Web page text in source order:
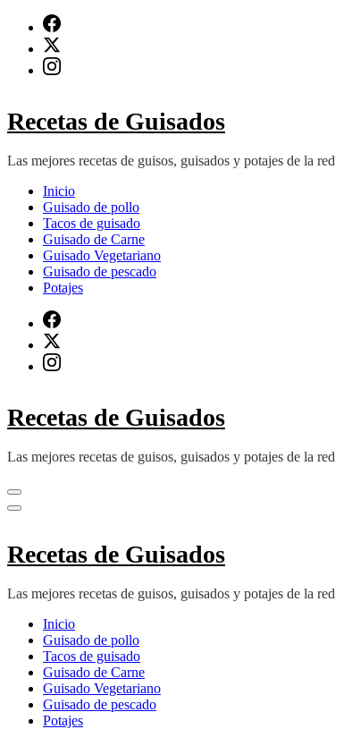
contenido
(presiona
Recetas de Guisados
Las mejores recetas de guisos, guisados y potajes de la red
Inicio
Guisado de pollo
Tacos de guisado
Guisado de Carne
Guisado Vegetariano
Guisado de pescado
Potajes
Recetas de Guisados
Las mejores recetas de guisos, guisados y potajes de la red
Recetas de Guisados
Las mejores recetas de guisos, guisados y potajes de la red
Inicio
Guisado de pollo
Tacos de guisado
Guisado de Carne
Guisado Vegetariano
Guisado de pescado
Potajes